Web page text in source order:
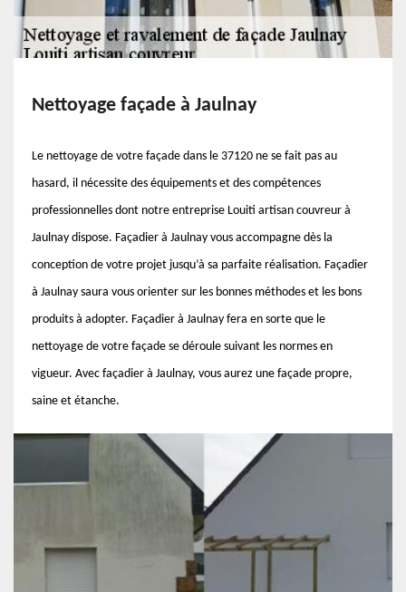
Nettoyage façade à Jaulnay
Le nettoyage de votre façade dans le 37120 ne se fait pas au
hasard, il nécessite des équipements et des compétences
professionnelles dont notre entreprise Louiti artisan couvreur à
Jaulnay dispose. Façadier à Jaulnay vous accompagne dès la
conception de votre projet jusqu’à sa parfaite réalisation. Façadier
à Jaulnay saura vous orienter sur les bonnes méthodes et les bons
produits à adopter. Façadier à Jaulnay fera en sorte que le
nettoyage de votre façade se déroule suivant les normes en
vigueur. Avec façadier à Jaulnay, vous aurez une façade propre,
saine et étanche.